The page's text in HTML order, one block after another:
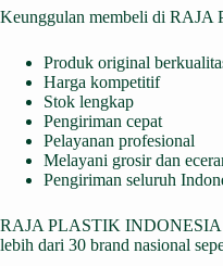
Keunggulan membeli di
Produk original
Harga kompetitif
Stok lengkap
Pengiriman cepat
Pelayanan profesional
Melayani grosir dan
Pengiriman seluruh
RAJA PLASTIK INDONESIA
lebih dari 30 brand nasional